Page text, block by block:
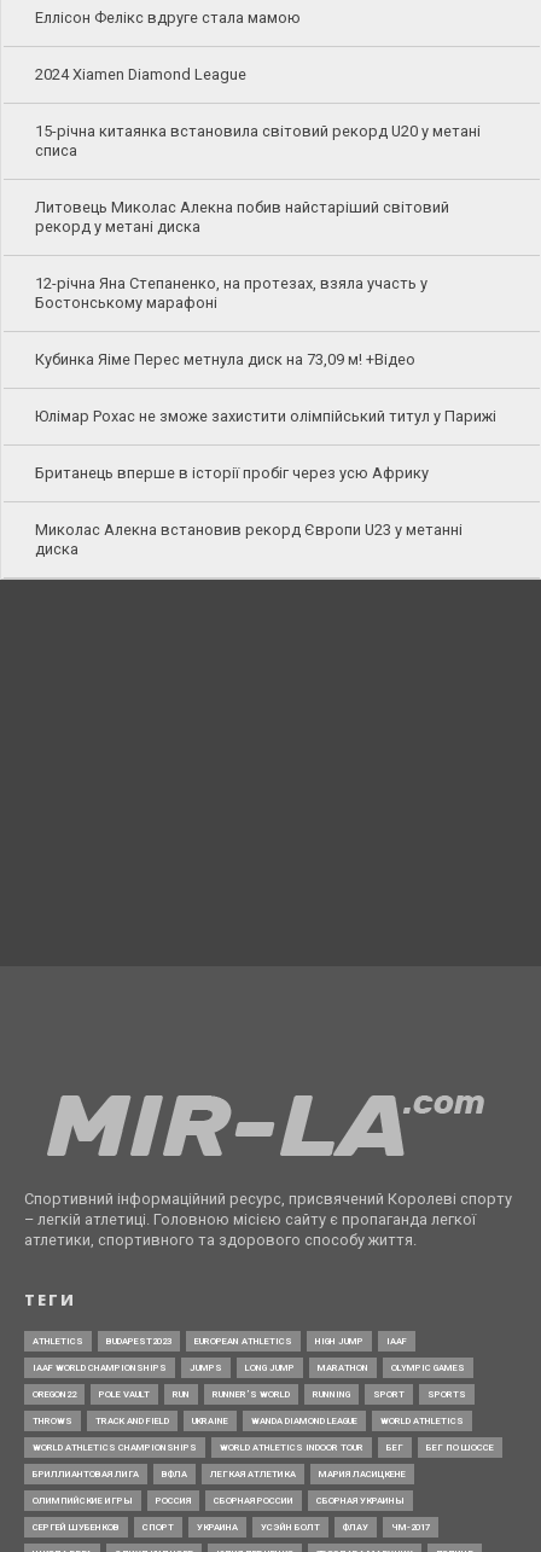
Еллісон Фелікс вдруге стала мамою
2024 Xiamen Diamond League
15-річна китаянка встановила світовий рекорд U20 у метані
списа
Литовець Миколас Алекна побив найстаріший світовий
рекорд у метані диска
12-річна Яна Степаненко, на протезах, взяла участь у
Бостонському марафоні
Кубинка Яіме Перес метнула диск на 73,09 м! +Відео
Юлімар Рохас не зможе захистити олімпійський титул у Парижі
Британець вперше в історії пробіг через усю Африку
Миколас Алекна встановив рекорд Європи U23 у метанні
диска
Спортивний інформаційний ресурс, присвячений Королеві спорту
– легкій атлетиці. Головною місією сайту є пропаганда легкої
атлетики, спортивного та здорового способу життя.
ТЕГИ
ATHLETICS BUDAPEST2023 EUROPEAN ATHLETICS HIGH JUMP IAAF
IAAF WORLD CHAMPIONSHIPS JUMPS LONG JUMP MARATHON OLYMPIC GAMES
OREGON22 POLE VAULT RUN RUNNER’S WORLD RUNNING SPORT SPORTS
THROWS TRACK AND FIELD UKRAINE WANDA DIAMOND LEAGUE WORLD ATHLETICS
WORLD ATHLETICS CHAMPIONSHIPS WORLD ATHLETICS INDOOR TOUR БЕГ БЕГ ПО ШОССЕ
БРИЛЛИАНТОВАЯ ЛИГА ВФЛА ЛЕГКАЯ АТЛЕТИКА МАРИЯ ЛАСИЦКЕНЕ
ОЛИМПИЙСКИЕ ИГРЫ РОССИЯ СБОРНАЯ РОССИИ СБОРНАЯ УКРАИНЫ
СЕРГЕЙ ШУБЕНКОВ СПОРТ УКРАИНА УСЭЙН БОЛТ ФЛАУ ЧМ-2017